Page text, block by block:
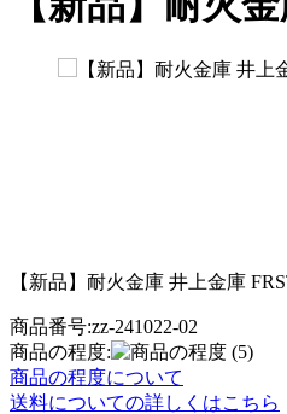
【新品】耐火金庫 井上金庫
商品番号:zz-241022-02
商品の程度:
(5)
商品の程度について
送料についての詳しくはこちら